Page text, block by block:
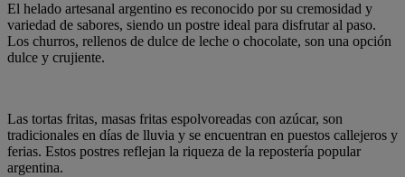
El helado artesanal argentino es reconocido por su cremosidad y
variedad de sabores, siendo un postre ideal para disfrutar al paso.
Los churros, rellenos de dulce de leche o chocolate, son una opción
dulce y crujiente.
Las tortas fritas, masas fritas espolvoreadas con azúcar, son
tradicionales en días de lluvia y se encuentran en puestos callejeros y
ferias. Estos postres reflejan la riqueza de la repostería popular
argentina.